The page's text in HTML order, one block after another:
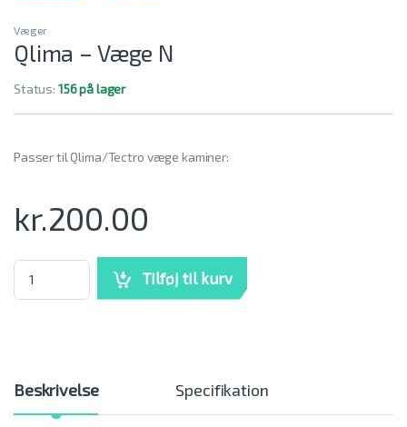
Væger
Qlima – Væge N
Status: 156 på lager
Passer til Qlima/Tectro væge kaminer:
kr.200.00
Qlima - Væge N mængde
Tilføj til kurv
Beskrivelse Specifikation